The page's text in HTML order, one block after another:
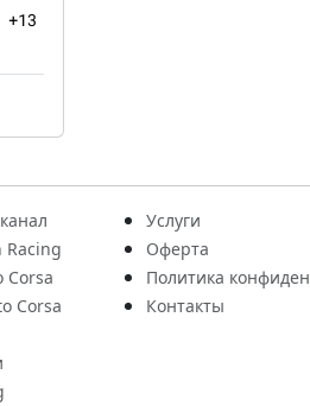
+13 кругов
Racing
Corsa
Corsa
Услуги
Оферта
Политика
Контакты